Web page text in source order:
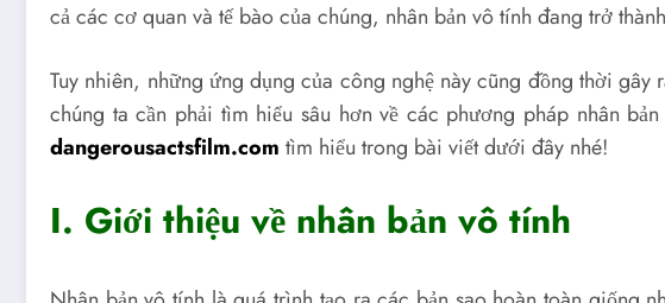
cả các cơ quan và tế bào của chúng, nhân bản vô tính đang trở
Tuy nhiên, những ứng dụng của công nghệ này cũng đồng thời
chúng ta cần phải tìm hiểu sâu hơn về các phương pháp nhân
dangerousactsfilm.com tìm hiểu trong bài viết dưới đây nhé!
I. Giới thiệu về nhân bản vô tính